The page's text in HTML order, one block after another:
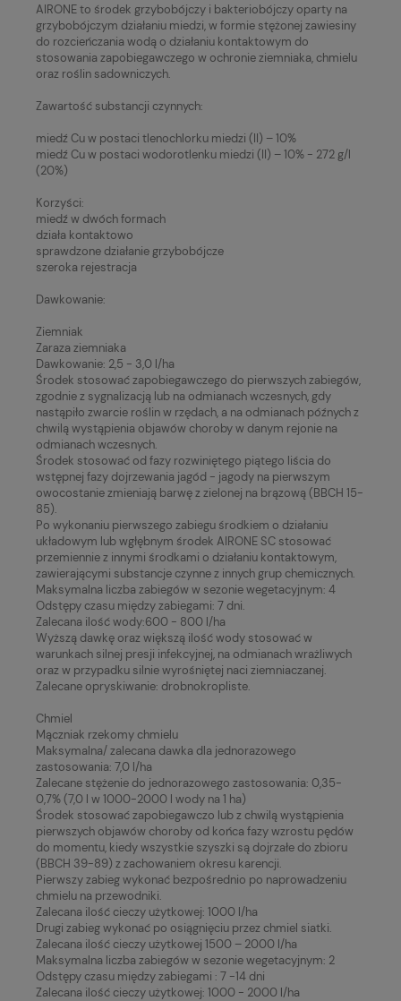
AIRONE to środek grzybobójczy i bakteriobójczy oparty na
grzybobójczym działaniu miedzi, w formie stężonej zawiesiny
do rozcieńczania wodą o działaniu kontaktowym do
stosowania zapobiegawczego w ochronie ziemniaka, chmielu
oraz roślin sadowniczych.
Zawartość substancji czynnych:
miedź Cu w postaci tlenochlorku miedzi (II) – 10%
miedź Cu w postaci wodorotlenku miedzi (II) – 10% - 272 g/l
(20%)
Korzyści:
miedź w dwóch formach
działa kontaktowo
sprawdzone działanie grzybobójcze
szeroka rejestracja
Dawkowanie:
Ziemniak
Zaraza ziemniaka
Dawkowanie: 2,5 - 3,0 l/ha
Środek stosować zapobiegawczego do pierwszych zabiegów,
zgodnie z sygnalizacją lub na odmianach wczesnych, gdy
nastąpiło zwarcie roślin w rzędach, a na odmianach późnych z
chwilą wystąpienia objawów choroby w danym rejonie na
odmianach wczesnych.
Środek stosować od fazy rozwiniętego piątego liścia do
wstępnej fazy dojrzewania jagód - jagody na pierwszym
owocostanie zmieniają barwę z zielonej na brązową (BBCH 15-
85).
Po wykonaniu pierwszego zabiegu środkiem o działaniu
układowym lub wgłębnym środek AIRONE SC stosować
przemiennie z innymi środkami o działaniu kontaktowym,
zawierającymi substancje czynne z innych grup chemicznych.
Maksymalna liczba zabiegów w sezonie wegetacyjnym: 4
Odstępy czasu między zabiegami: 7 dni.
Zalecana ilość wody:600 - 800 l/ha
Wyższą dawkę oraz większą ilość wody stosować w
warunkach silnej presji infekcyjnej, na odmianach wrażliwych
oraz w przypadku silnie wyrośniętej naci ziemniaczanej.
Zalecane opryskiwanie: drobnokropliste.
Chmiel
Mączniak rzekomy chmielu
Maksymalna/ zalecana dawka dla jednorazowego
zastosowania: 7,0 l/ha
Zalecane stężenie do jednorazowego zastosowania: 0,35-
0,7% (7,0 l w 1000-2000 l wody na 1 ha)
Środek stosować zapobiegawczo lub z chwilą wystąpienia
pierwszych objawów choroby od końca fazy wzrostu pędów
do momentu, kiedy wszystkie szyszki są dojrzałe do zbioru
(BBCH 39-89) z zachowaniem okresu karencji.
Pierwszy zabieg wykonać bezpośrednio po naprowadzeniu
chmielu na przewodniki.
Zalecana ilość cieczy użytkowej: 1000 l/ha
Drugi zabieg wykonać po osiągnięciu przez chmiel siatki.
Zalecana ilość cieczy użytkowej 1500 – 2000 l/ha
Maksymalna liczba zabiegów w sezonie wegetacyjnym: 2
Odstępy czasu między zabiegami : 7 -14 dni
Zalecana ilość cieczy użytkowej: 1000 - 2000 l/ha